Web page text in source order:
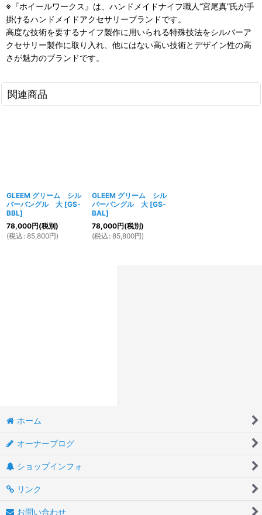
※『ホイールワークス』は、ハンドメイドナイフ職人“宮尾真”氏が手
掛けるハンドメイドアクセサリーブランドです。
高度な技術を要するナイフ製作に用いられる特殊技法をシルバーア
クセサリー製作に取り入れ、他にはない高い技術とデザイン性の高
さが魅力のブランドです。
関連商品
GLEEM グリーム シル
バーバングル 大 [GS-
BBL]
78,000円(税別)
(税込 : 85,800円)
GLEEM グリーム シル
バーバングル 大 [GS-
BAL]
78,000円(税別)
(税込 : 85,800円)
ホーム
オーナーブログ
ショップインフォ
リンク
お問い合わせ